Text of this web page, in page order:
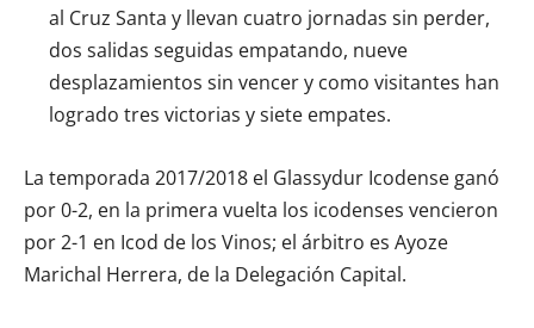
al Cruz Santa y llevan cuatro jornadas sin perder,
dos salidas seguidas empatando, nueve
desplazamientos sin vencer y como visitantes han
logrado tres victorias y siete empates.
La temporada 2017/2018 el Glassydur Icodense ganó
por 0-2, en la primera vuelta los icodenses vencieron
por 2-1 en Icod de los Vinos; el árbitro es Ayoze
Marichal Herrera, de la Delegación Capital.